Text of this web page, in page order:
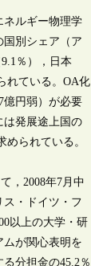
ルギー物理学
国別シェア（ア
％），日本
れている。OA化
億円弱）が必要
は発展途上国の
められている。
，2008年7月中
・ドイツ・フ
以上の大学・研
ムが関心表明を
分担金の45.2％